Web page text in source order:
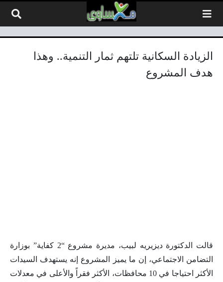
الزيادة السكانية تلتهم ثمار التنمية.. وهذا
هدف المشروع
قالت الدكتورة ديزيريه لبيب، مديرة مشروع “2 كفاية” بوزارة
التضامن الاجتماعي، إن ما يميز المشروع إنه يستهدف السيدات
الأكثر احتياجا في 10 محافظات، الأكثر فقراً والأعلى في معدلات